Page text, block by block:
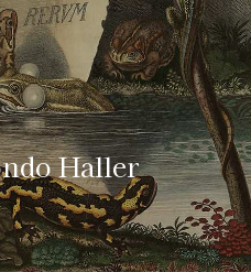
Fondo Correnti